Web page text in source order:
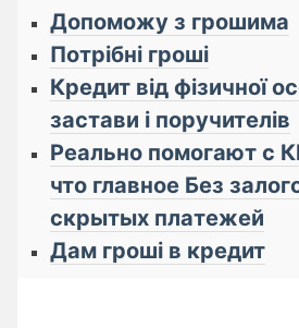
Допоможу з грошима
Потрібні гроші
Кредит від фізичної
застави і поручителів
Реально помогают с
что главное Бeз
cкрытых плaтeжей
Дам гроші в кредит